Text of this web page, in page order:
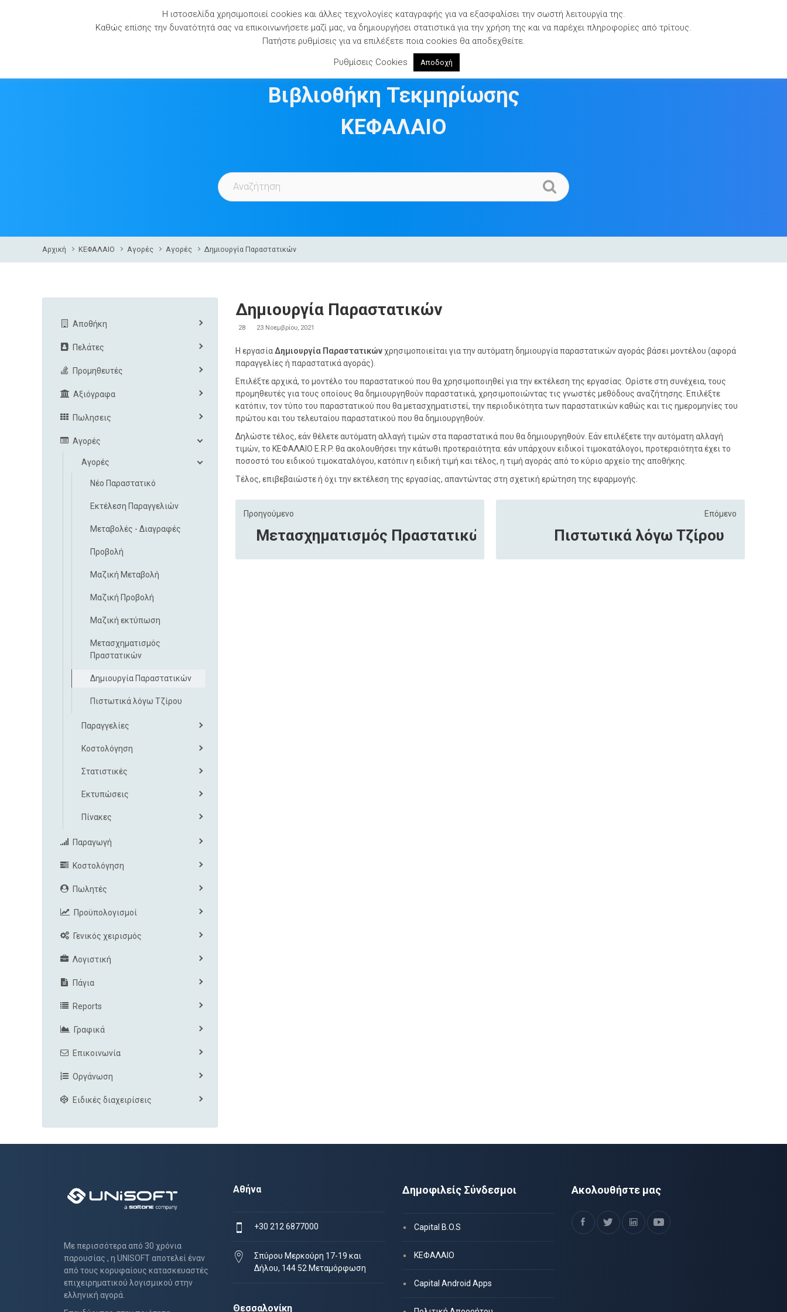
Βιβλιοθήκες Τεκμηρίωσης Επικοινωνία
Βιβλιοθήκη Τεκμηρίωσης
ΚΕΦΑΛΑΙΟ
Αρχική ΚΕΦΑΛΑΙΟ Αγορές Αγορές Δημιουργία Παραστατικών
Δημιουργία Παραστατικών
28 23 Νοεμβρίου, 2021
Η εργασίαΔημιουργία Παραστατικώνχρησιμοποιείται για την αυτόματη δημιουργία παραστατικών αγοράς βάσει μοντέλου (αφορά
παραγγελίες ή παραστατικά αγοράς).
Επιλέξτε αρχικά, το μοντέλο του παραστατικού που θα χρησιμοποιηθεί για την εκτέλεση της εργασίας. Ορίστε στη συνέχεια, τους
προμηθευτές για τους οποίους θα δημιουργηθούν παραστατικά, χρησιμοποιώντας τις γνωστές μεθόδους αναζήτησης. Επιλέξτε
κατόπιν, τον τύπο του παραστατικού που θα μετασχηματιστεί, την περιοδικότητα των παραστατικών καθώς και τις ημερομηνίες του
πρώτου και του τελευταίου παραστατικού που θα δημιουργηθούν.
Δηλώστε τέλος, εάν θέλετε αυτόματη αλλαγή τιμών στα παραστατικά που θα δημιουργηθούν. Εάν επιλέξετε την αυτόματη αλλαγή
τιμών, το ΚΕΦΑΛΑΙΟ E.R.P. θα ακολουθήσει την κάτωθι προτεραιότητα: εάν υπάρχουν ειδικοί τιμοκατάλογοι, προτεραιότητα έχει το
ποσοστό του ειδικού τιμοκαταλόγου, κατόπιν η ειδική τιμή και τέλος, η τιμή αγοράς από το κύριο αρχείο της αποθήκης.
Τέλος, επιβεβαιώστε ή όχι την εκτέλεση της εργασίας, απαντώντας στη σχετική ερώτηση της εφαρμογής.
Προηγούμενο
Μετασχηματισμός Πραστατικών
Επόμενο
Πιστωτικά λόγω Τζίρου
Αποθήκη
Πελάτες
Προμηθευτές
Αξιόγραφα
Πωλησεις
Αγορές
Αγορές
Νέο Παραστατικό
Εκτέλεση Παραγγελιών
Μεταβολές - Διαγραφές
Προβολή
Μαζική Μεταβολή
Μαζική Προβολή
Μαζική εκτύπωση
Μετασχηματισμός
Πραστατικών
Δημιουργία Παραστατικών
Πιστωτικά λόγω Τζίρου
Παραγγελίες
Κοστολόγηση
Στατιστικές
Εκτυπώσεις
Πίνακες
Παραγωγή
Κοστολόγηση
Πωλητές
Προϋπολογισμοί
Γενικός χειρισμός
Λογιστική
Πάγια
Reports
Γραφικά
Επικοινωνία
Οργάνωση
Ειδικές διαχειρίσεις
Με περισσότερα από 30 χρόνια
παρουσίας , η UNISOFT αποτελεί έναν
από τους κορυφαίους κατασκευαστές
επιχειρηματικού λογισμικού στην
ελληνική αγορά.
Αθήνα
+30 212 6877000
Σπύρου Μερκούρη 17-19 και
Δήλου, 144 52 Μεταμόρφωση
Θεσσαλονίκη
Δημοφιλείς Σύνδεσμοι
Capital B.O.S
ΚΕΦΑΛΑΙΟ
Capital Android Apps
Ακολουθήστε μας
Η ιστοσελίδα χρησιμοποιεί cookies και άλλες τεχνολογίες καταγραφής για να εξασφαλίσει την σωστή λειτουργία της.
Καθώς επίσης την δυνατότητά σας να επικοινωνήσετε μαζί μας, να δημιουργήσει στατιστικά για την χρήση της και να παρέχει πληροφορίες από τρίτους.
Πατήστε ρυθμίσεις για να επιλέξετε ποια cookies θα αποδεχθείτε.
Ρυθμίσεις Cookies
Αποδοχή